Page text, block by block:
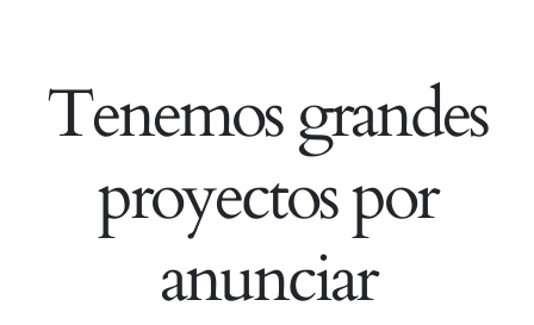
Tenemos grandes
proyectos por
anunciar